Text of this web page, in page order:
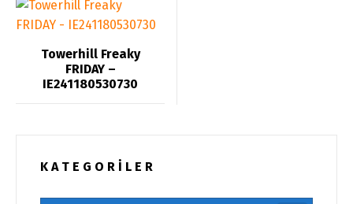
Towerhill Freaky
FRIDAY –
IE241180530730
K A T E G O R İ L E R